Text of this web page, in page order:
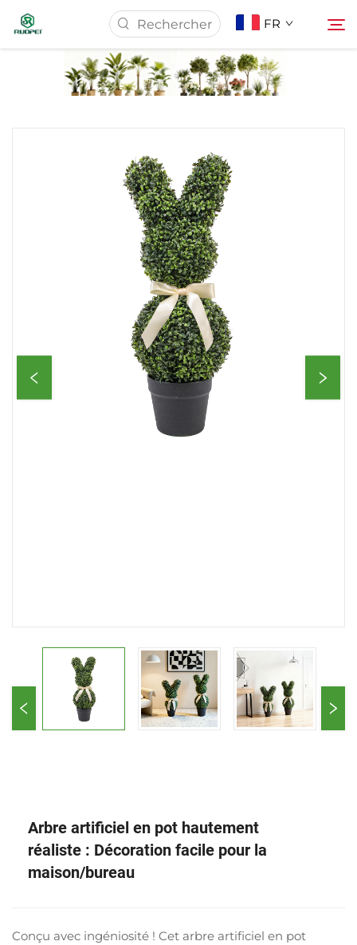
FR
À Propos De Nous
Arbre artificiel en pot hautement
réaliste : Décoration facile pour la
maison/bureau
Conçu avec ingéniosité ! Cet arbre artificiel en pot